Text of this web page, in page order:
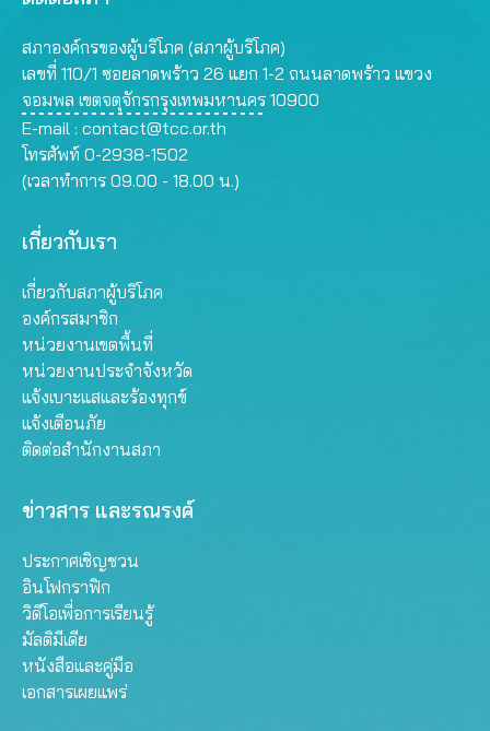
สภาองค์กรของผู้บริโภค (สภาผู้บริโภค)
เลขที่ 110/1 ซอยลาดพร้าว 26 แยก 1-2 ถนนลาดพร้าว แขวง
จอมพล เขตจตุจักรกรุงเทพมหานคร 10900
E-mail : contact@tcc.or.th
โทรศัพท์ 0-2938-1502
(เวลาทำการ 09.00 - 18.00 น.)
เกี่ยวกับเรา
เกี่ยวกับสภาผู้บริโภค
องค์กรสมาชิก
หน่วยงานเขตพื้นที่
หน่วยงานประจำจังหวัด
แจ้งเบาะแสและร้องทุกข์
แจ้งเตือนภัย
ติดต่อสำนักงานสภา
ข่าวสาร และรณรงค์
ประกาศเชิญชวน
อินโฟกราฟิก
วิดีโอเพื่อการเรียนรู้
มัลติมีเดีย
หนังสือและคู่มือ
เอกสารเผยแพร่